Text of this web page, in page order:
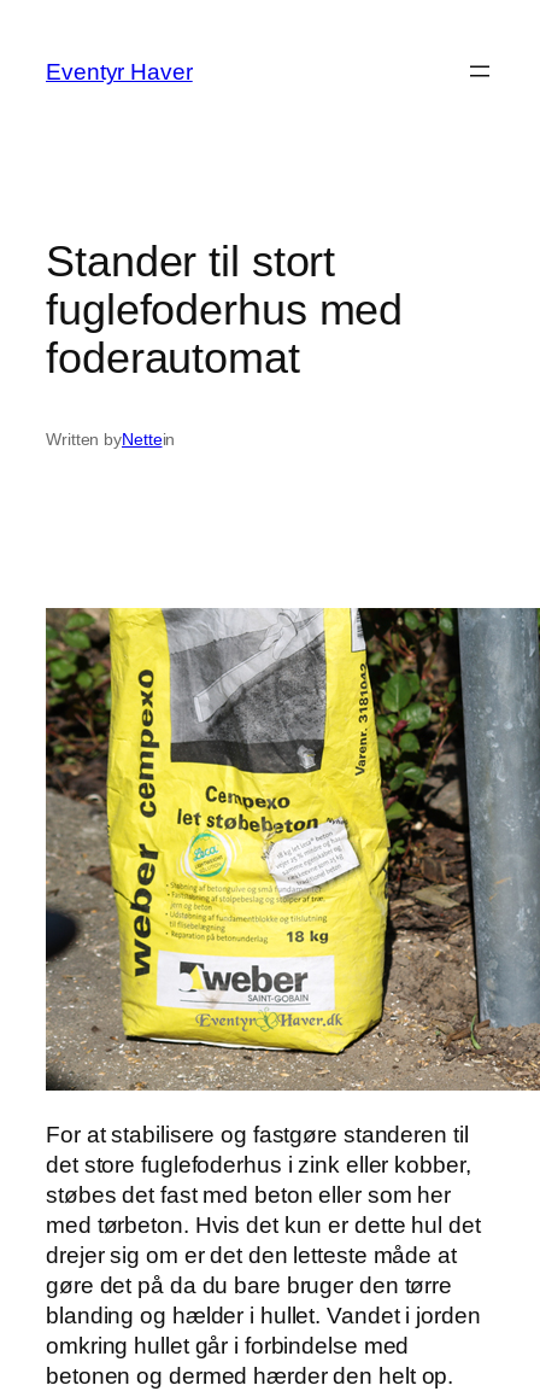
indhold
Eventyr Haver
Stander til stort
fuglefoderhus med
foderautomat
Written byNettein
For at stabilisere og fastgøre standeren til
det store fuglefoderhus i zink eller kobber,
støbes det fast med beton eller som her
med tørbeton. Hvis det kun er dette hul det
drejer sig om er det den letteste måde at
gøre det på da du bare bruger den tørre
blanding og hælder i hullet. Vandet i jorden
omkring hullet går i forbindelse med
betonen og dermed hærder den helt op.